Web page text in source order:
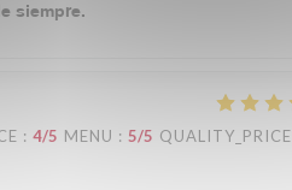
siempre.
: 4/5 MENU : 5/5 QUALITY_PRICE